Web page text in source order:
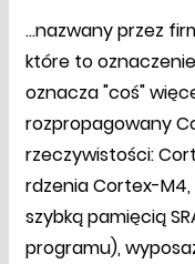
...nazwany przez
które to
oznacza "coś"
rozpropagowany
rzeczywistości:
rdzenia Cortex-
szybką pamięcią
programu),